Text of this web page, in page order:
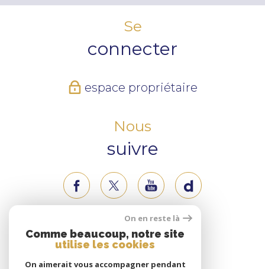
Se
connecter
espace propriétaire
Nous
suivre
Nous
adhérons
On en reste là
Comme beaucoup, notre site
utilise les cookies
On aimerait vous accompagner pendant